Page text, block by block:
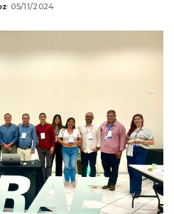
05/11/2024